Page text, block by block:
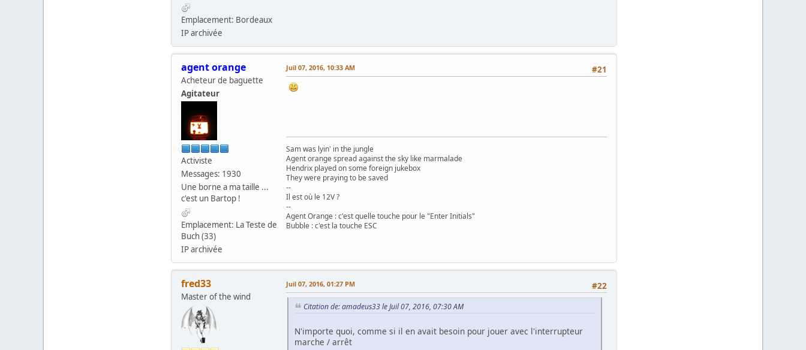
Emplacement: Bordeaux
IP archivée
agent orange
Acheteur de baguette
Agitateur
Activiste
Messages: 1930
Une borne a ma taille ...
c'est un Bartop !
Emplacement: La Teste de
Buch (33)
IP archivée
#21
Juil 07, 2016, 10:33 AM
Sam was lyin' in the jungle
Agent orange spread against the sky like marmalade
Hendrix played on some foreign jukebox
They were praying to be saved
--
Il est où le 12V ?
--
Agent Orange : c'est quelle touche pour le "Enter Initials"
Bubble : c'est la touche ESC
fred33
Master of the wind
#22
Juil 07, 2016, 01:27 PM
Citation de: amadeus33 le Juil 07, 2016, 07:30 AM
N'importe quoi, comme si il en avait besoin pour jouer avec l'interrupteur
marche / arrêt